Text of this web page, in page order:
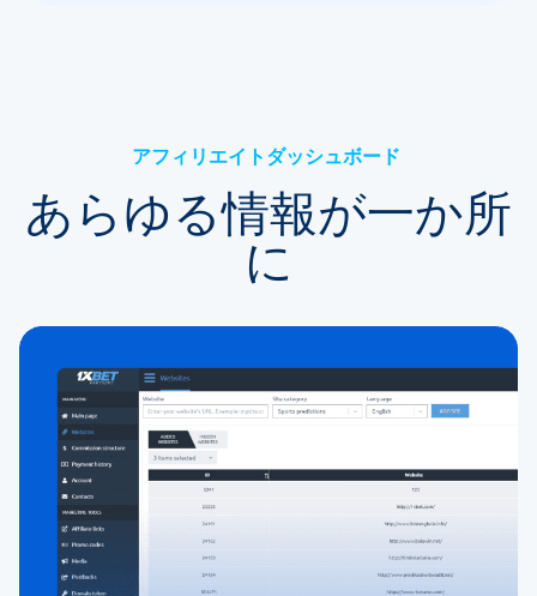
アフィリエイトダッシュボード
あらゆる情報が一か所
に